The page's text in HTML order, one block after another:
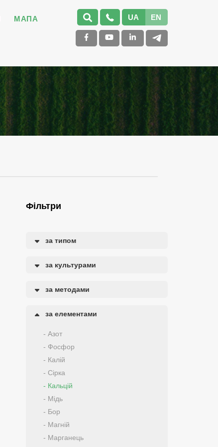
МАПА
UA EN
Фільтри
за типом
за культурами
за методами
за елементами
- Азот
- Фосфор
- Калій
- Сірка
- Кальцій
- Мідь
- Бор
- Магній
- Марганець